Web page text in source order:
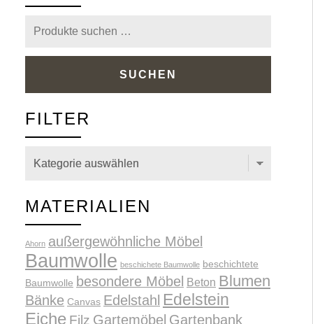
SUCHEN
FILTER
MATERIALIEN
Ahorn außergewöhnliche Möbel
Baumwolle beschichete Baumwolle beschichtete
Baumwolle besondere Möbel Beton Blumen
Bänke Canvas Edelstahl Edelstein
Eiche Filz Gartemöbel Gartenbank